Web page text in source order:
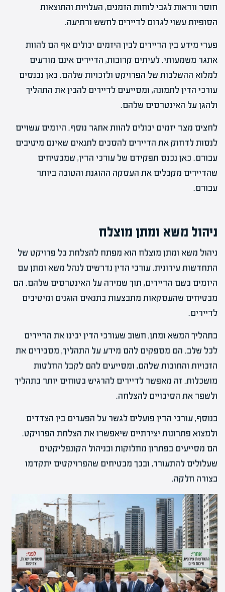
חוסר וודאות לגבי לוחות הזמנים, העלויות והתוצאות
הסופיות עשוי לגרום לדיירים לחשש ורתיעה.
פערי מידע בין הדיירים לבין היזמים יכולים אף הם להוות
אתגר משמעותי. לעיתים קרובות, הדיירים אינם מודעים
למלוא ההשלכות של הפרויקט ולזכויות שלהם. כאן נכנסים
עורכי הדין לתמונה, ומסייעים לדיירים להבין את התהליך
ולהגן על האינטרסים שלהם.
לחצים מצד יזמים יכולים להוות אתגר נוסף. היזמים עשויים
לנסות לדחוק את הדיירים להסכים לתנאים שאינם מיטיבים
עבורם. כאן נכנס תפקידם של עורכי הדין, שמבטיחים
שהדיירים מקבלים את העסקה ההוגנת והטובה ביותר
עבורם.
ניהול משא ומתן מוצלח
ניהול משא ומתן מוצלח הוא מפתח להצלחת כל פרויקט של
התחדשות עירונית. עורכי הדין נדרשים לנהל משא ומתן עם
היזמים בשם הדיירים, תוך שמירה על האינטרסים שלהם. הם
מבטיחים שהעסקאות מתבצעות בתנאים הוגנים ומיטיבים
לדיירים.
בתהליך המשא ומתן, חשוב שעורכי הדין יכינו את הדיירים
לכל שלב. הם מספקים להם מידע על התהליך, מסבירים את
הזכויות והחובות שלהם, ומסייעים להם לקבל החלטות
מושכלות. זה מאפשר לדיירים להרגיש בטוחים יותר בתהליך
ולשפר את הסיכויים להצלחה.
בנוסף, עורכי הדין פועלים לגשר על הפערים בין הצדדים
ולמצוא פתרונות יצירתיים שיאפשרו את הצלחת הפרויקט.
הם מסייעים בפתרון מחלוקות ובניהול הקונפליקטים
שעלולים להתעורר, ובכך מבטיחים שהפרויקטים יתקדמו
בצורה חלקה.